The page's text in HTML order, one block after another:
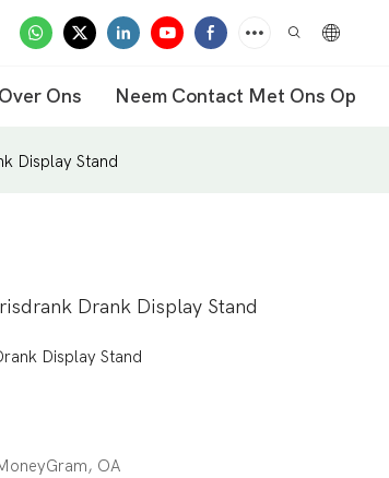
Over Ons Neem Contact Met Ons Op
Display Stand
Drank Display Stand
Display Stand
OA